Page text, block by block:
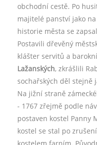
obchodní cestě. Po
majitelé panství jako
historie města se
Postavili dřevěný
klášter servitů a
Lažanských, zkrášlili
sochařských děl stejně
Na jižní straně
- 1767 zřejmě podle
postaven kostel Panny
kostel se stal po